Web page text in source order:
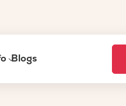
Blogs